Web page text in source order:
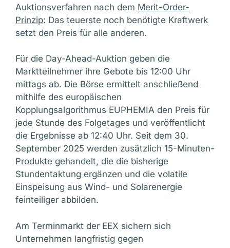
Auktionsverfahren nach dem Merit-Order-
Prinzip: Das teuerste noch benötigte Kraftwerk
setzt den Preis für alle anderen.
Für die Day-Ahead-Auktion geben die
Marktteilnehmer ihre Gebote bis 12:00 Uhr
mittags ab. Die Börse ermittelt anschließend
mithilfe des europäischen
Kopplungsalgorithmus EUPHEMIA den Preis für
jede Stunde des Folgetages und veröffentlicht
die Ergebnisse ab 12:40 Uhr. Seit dem 30.
September 2025 werden zusätzlich 15-Minuten-
Produkte gehandelt, die die bisherige
Stundentaktung ergänzen und die volatile
Einspeisung aus Wind- und Solarenergie
feinteiliger abbilden.
Am Terminmarkt der EEX sichern sich
Unternehmen langfristig gegen